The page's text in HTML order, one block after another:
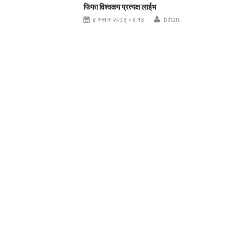
फिफा विश्वकप प्रत्यक्ष लाईभ
४ असार २०८३ ०३:१३ bihani